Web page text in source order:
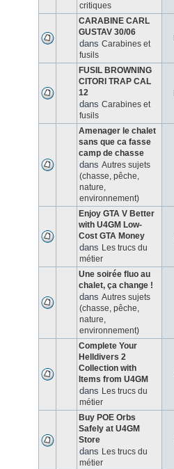
critiques
CARABINE CARL
GUSTAV 30/06
dans Carabines et
fusils
FUSIL BROWNING
CITORI TRAP CAL
12
dans Carabines et
fusils
Amenager le chalet
sans que ca fasse
camp de chasse
dans Autres sujets
(chasse, pêche,
nature,
environnement)
Enjoy GTA V Better
with U4GM Low-
Cost GTA Money
dans Les trucs du
métier
Une soirée fluo au
chalet, ça change !
dans Autres sujets
(chasse, pêche,
nature,
environnement)
Complete Your
Helldivers 2
Collection with
Items from U4GM
dans Les trucs du
métier
Buy POE Orbs
Safely at U4GM
Store
dans Les trucs du
métier